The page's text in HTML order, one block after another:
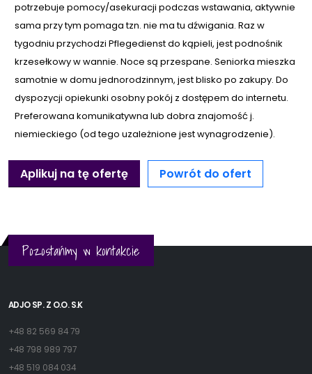
potrzebuje pomocy/asekuracji podczas wstawania, aktywnie
sama przy tym pomaga tzn. nie ma tu dźwigania. Raz w
tygodniu przychodzi Pflegedienst do kąpieli, jest podnośnik
krzesełkowy w wannie. Noce są przespane. Seniorka mieszka
samotnie w domu jednorodzinnym, jest blisko po zakupy. Do
dyspozycji opiekunki osobny pokój z dostępem do internetu.
Preferowana komunikatywna lub dobra znajomość j.
niemieckiego (od tego uzależnione jest wynagrodzenie).
Aplikuj na tę ofertę Powrót do ofert
Pozostańmy w kontakcie
ADJO SP. Z O.O. S.K
+48 82 569 84 79
+48 798 989 797
+48 519 084 034